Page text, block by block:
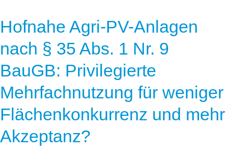
Hofnahe Agri-PV-Anlagen
nach § 35 Abs. 1 Nr. 9
BauGB: Privilegierte
Mehrfachnutzung für weniger
Flächenkonkurrenz und mehr
Akzeptanz?